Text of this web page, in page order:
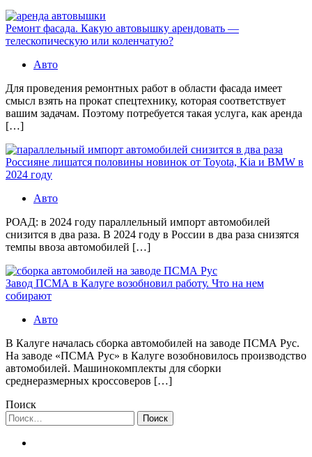
Ремонт фасада. Какую автовышку арендовать —
телескопическую или коленчатую?
Авто
Для проведения ремонтных работ в области фасада имеет
смысл взять на прокат спецтехнику, которая соответствует
вашим задачам. Поэтому потребуется такая услуга, как аренда
[…]
Россияне лишатся половины новинок от Toyota, Kia и BMW в
2024 году
Авто
РОАД: в 2024 году параллельный импорт автомобилей
снизится в два раза. В 2024 году в России в два раза снизятся
темпы ввоза автомобилей […]
Завод ПСМА в Калуге возобновил работу. Что на нем
собирают
Авто
В Калуге началась сборка автомобилей на заводе ПСМА Рус.
На заводе «ПСМА Рус» в Калуге возобновилось производство
автомобилей. Машинокомплекты для сборки
среднеразмерных кроссоверов […]
Поиск
Найти: